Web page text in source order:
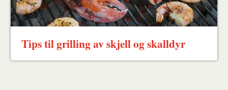
Tips til grilling av skjell og skalldyr